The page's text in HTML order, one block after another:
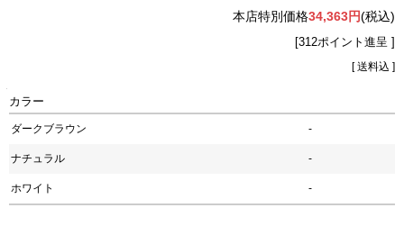
本店特別価格34,363円(税込)
[312ポイント進呈 ]
[ 送料込 ]
カラー
ダークブラウン -
ナチュラル -
ホワイト -